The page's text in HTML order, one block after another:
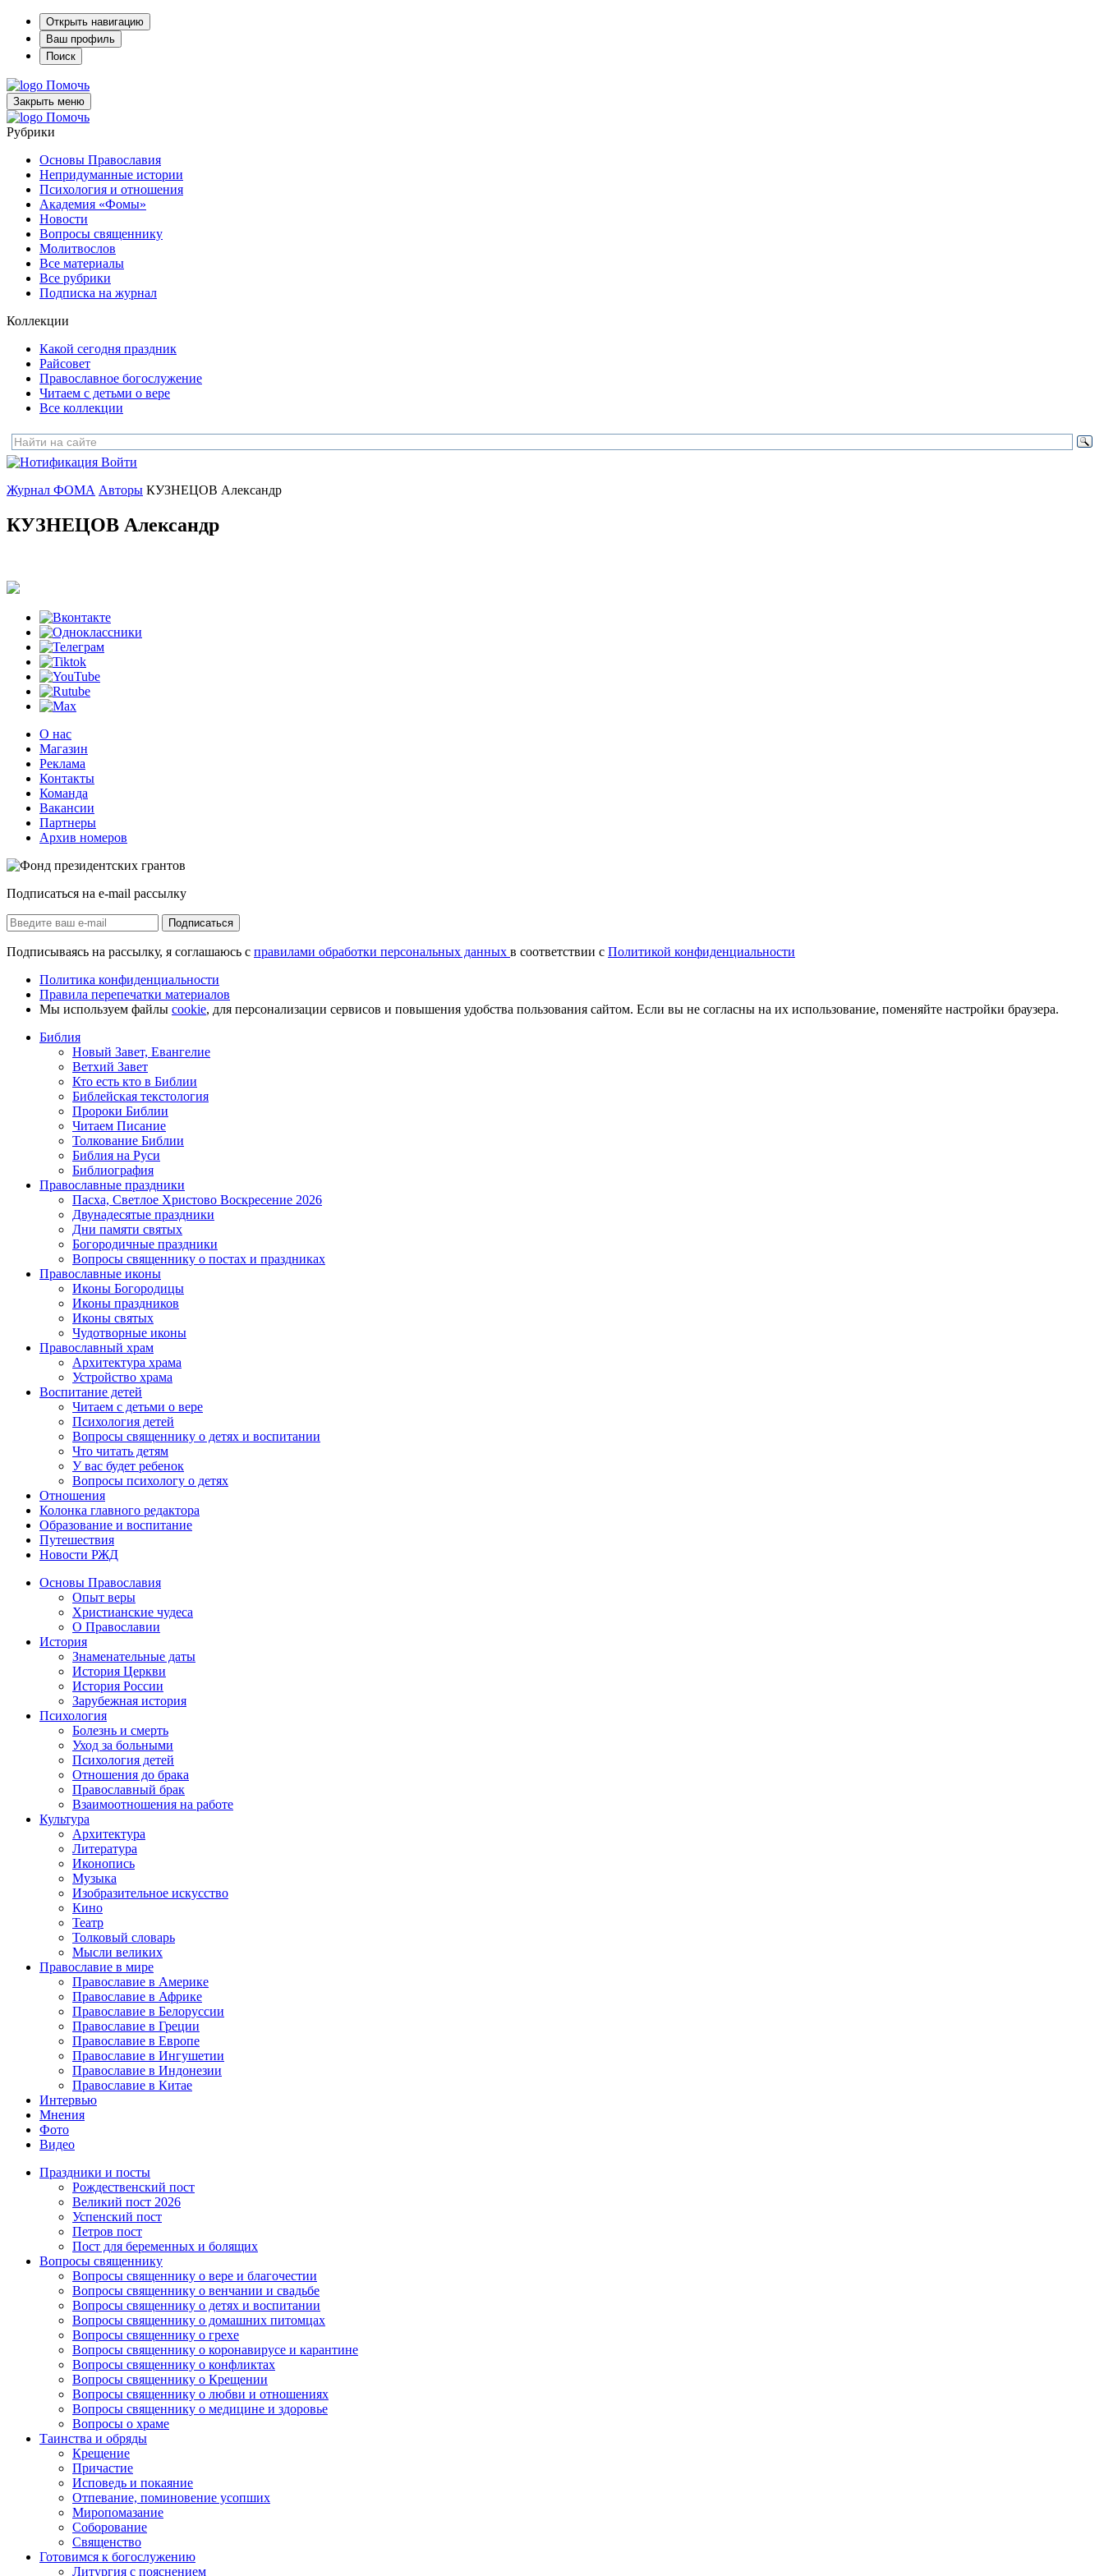
Открыть навигацию
Ваш профиль
Поиск
Помочь
Закрыть меню
Помочь
Рубрики
Основы Православия
Непридуманные истории
Психология и отношения
Академия «Фомы»
Новости
Вопросы священнику
Молитвослов
Все материалы
Все рубрики
Подписка на журнал
Коллекции
Какой сегодня праздник
Райсовет
Православное богослужение
Читаем с детьми о вере
Все коллекции
Войти
Журнал ФОМА Авторы КУЗНЕЦОВ Александр
КУЗНЕЦОВ Александр
О нас
Магазин
Реклама
Контакты
Команда
Вакансии
Партнеры
Архив номеров
Подписаться на e-mail рассылку
Подписаться
Подписываясь на рассылку, я соглашаюсь с правилами обработки персональных данных в соответствии с Политикой конфиденциальности
Политика конфиденциальности
Правила перепечатки материалов
Мы используем файлы cookie, для персонализации сервисов и повышения удобства пользования сайтом. Если вы не согласны на их использование, поменяйте настройки браузера.
Библия
Новый Завет, Евангелие
Ветхий Завет
Кто есть кто в Библии
Библейская текстология
Пророки Библии
Читаем Писание
Толкование Библии
Библия на Руси
Библиография
Православные праздники
Пасха, Светлое Христово Воскресение 2026
Двунадесятые праздники
Дни памяти святых
Богородичные праздники
Вопросы священнику о постах и праздниках
Православные иконы
Иконы Богородицы
Иконы праздников
Иконы святых
Чудотворные иконы
Православный храм
Архитектура храма
Устройство храма
Воспитание детей
Читаем с детьми о вере
Психология детей
Вопросы священнику о детях и воспитании
Что читать детям
У вас будет ребенок
Вопросы психологу о детях
Отношения
Колонка главного редактора
Образование и воспитание
Путешествия
Новости РЖД
Основы Православия
Опыт веры
Христианские чудеса
О Православии
История
Знаменательные даты
История Церкви
История России
Зарубежная история
Психология
Болезнь и смерть
Уход за больными
Психология детей
Отношения до брака
Православный брак
Взаимоотношения на работе
Культура
Архитектура
Литература
Иконопись
Музыка
Изобразительное искусство
Кино
Театр
Толковый словарь
Мысли великих
Православие в мире
Православие в Америке
Православие в Африке
Православие в Белоруссии
Православие в Греции
Православие в Европе
Православие в Ингушетии
Православие в Индонезии
Православие в Китае
Интервью
Мнения
Фото
Видео
Праздники и посты
Рождественский пост
Великий пост 2026
Успенский пост
Петров пост
Пост для беременных и болящих
Вопросы священнику
Вопросы священнику о вере и благочестии
Вопросы священнику о венчании и свадьбе
Вопросы священнику о детях и воспитании
Вопросы священнику о домашних питомцах
Вопросы священнику о грехе
Вопросы священнику о коронавирусе и карантине
Вопросы священнику о конфликтах
Вопросы священнику о Крещении
Вопросы священнику о любви и отношениях
Вопросы священнику о медицине и здоровье
Вопросы о храме
Таинства и обряды
Крещение
Причастие
Исповедь и покаяние
Отпевание, поминовение усопших
Миропомазание
Соборование
Священство
Готовимся к богослужению
Литургия с пояснением